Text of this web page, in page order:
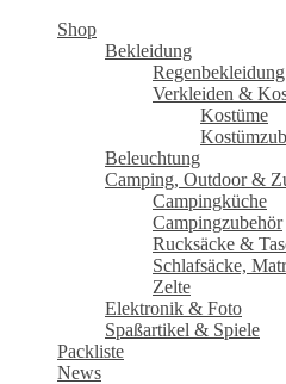
Shop
Bekleidung
Regenbekleidung
Verkleiden &
Kostüme
Beleuchtung
Camping, Outdoor &
Campingküche
Campingzubehör
Rucksäcke &
Schlafsäcke,
Zelte
Elektronik & Foto
Spaßartikel & Spiele
Packliste
News